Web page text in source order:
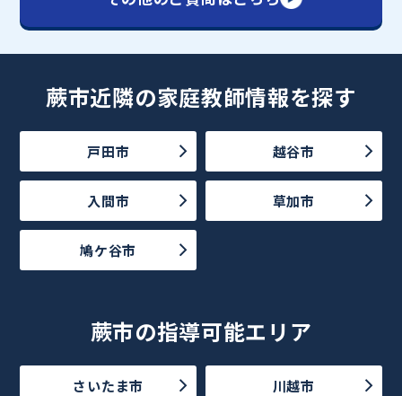
蕨市近隣の家庭教師情報を探す
戸田市 越谷市
入間市 草加市
鳩ケ谷市
蕨市の指導可能エリア
さいたま市 川越市